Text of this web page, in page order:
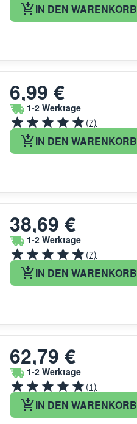
IN DEN WARENKORB
6,99 €
1-2 Werktage
(7)
IN DEN WARENKORB
38,69 €
1-2 Werktage
(7)
IN DEN WARENKORB
62,79 €
1-2 Werktage
(1)
IN DEN WARENKORB